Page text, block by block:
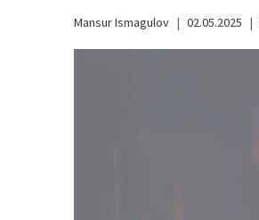
Mansur Ismagulov 02.05.2025